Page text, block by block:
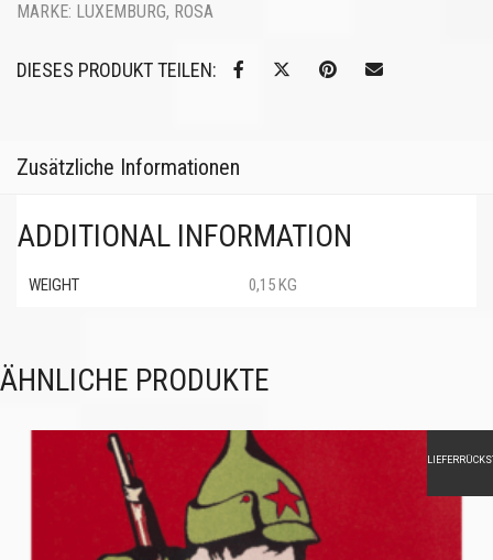
MARKE: LUXEMBURG, ROSA
DIESES PRODUKT TEILEN:
Zusätzliche Informationen
ADDITIONAL INFORMATION
WEIGHT 0,15 KG
ÄHNLICHE PRODUKTE